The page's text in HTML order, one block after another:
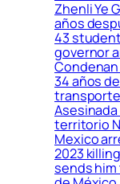
Zhenli Ye
años
43
governor
Condenan
34 años
territorio
Mexico
2023
sends him